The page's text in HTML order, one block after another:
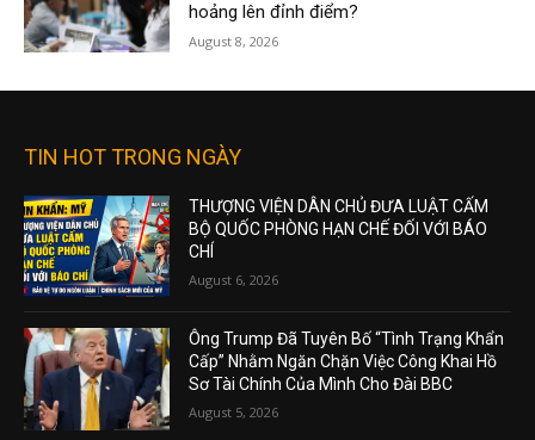
hoảng lên đỉnh điểm?
August 8, 2026
TIN HOT TRONG NGÀY
THƯỢNG VIỆN DÂN CHỦ ĐƯA LUẬT CẤM
BỘ QUỐC PHÒNG HẠN CHẾ ĐỐI VỚI BÁO
CHÍ
August 6, 2026
Ông Trump Đã Tuyên Bố “Tình Trạng Khẩn
Cấp” Nhằm Ngăn Chặn Việc Công Khai Hồ
Sơ Tài Chính Của Mình Cho Đài BBC
August 5, 2026